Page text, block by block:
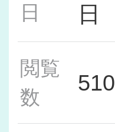
日
日
閲覧
数
510